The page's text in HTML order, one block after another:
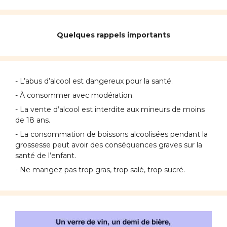
Quelques rappels importants
- L’abus d’alcool est dangereux pour la santé.
- À consommer avec modération.
- La vente d’alcool est interdite aux mineurs de moins
de 18 ans.
- La consommation de boissons alcoolisées pendant la
grossesse peut avoir des conséquences graves sur la
santé de l’enfant.
- Ne mangez pas trop gras, trop salé, trop sucré.